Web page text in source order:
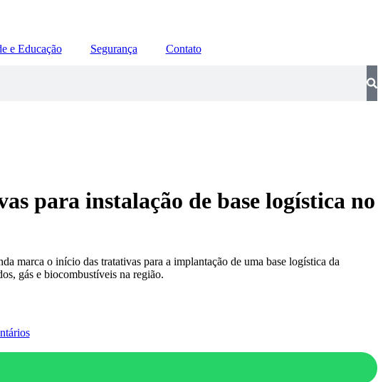
e Educação Segurança
Contato
para instalação de base logística no
marca o início das tratativas para a implantação de uma base logística da
gás e biocombustíveis na região.